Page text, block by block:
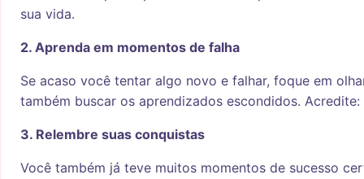
sua vida.
2. Aprenda em momentos de falha
Se acaso você tentar algo novo e falhar, foque em
também buscar os aprendizados escondidos. Acredite:
3. Relembre suas conquistas
Você também já teve muitos momentos de sucesso